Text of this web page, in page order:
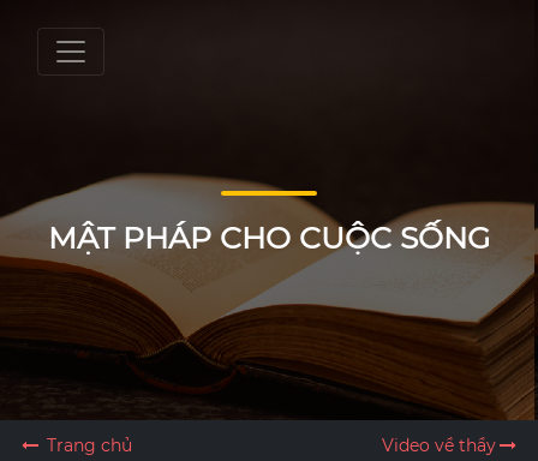
MẬT PHÁP CHO CUỘC SỐNG
Trang chủ Video về thầy